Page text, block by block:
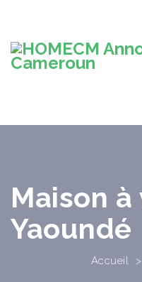
Maison
Yaoundé
Accueil >